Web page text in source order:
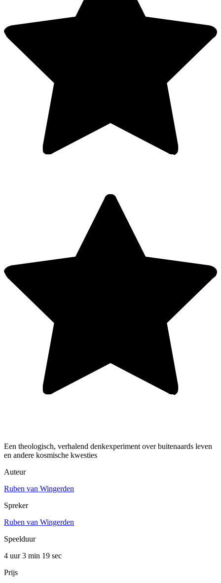
Een theologisch, verhalend denkexperiment over buitenaards leven
en andere kosmische kwesties
Auteur
Ruben van Wingerden
Spreker
Ruben van Wingerden
Speelduur
4 uur 3 min 19 sec
Prijs